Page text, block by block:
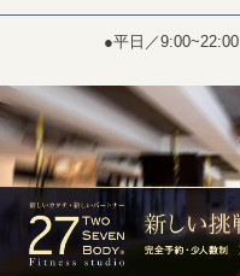
●平日／9:00~22:00